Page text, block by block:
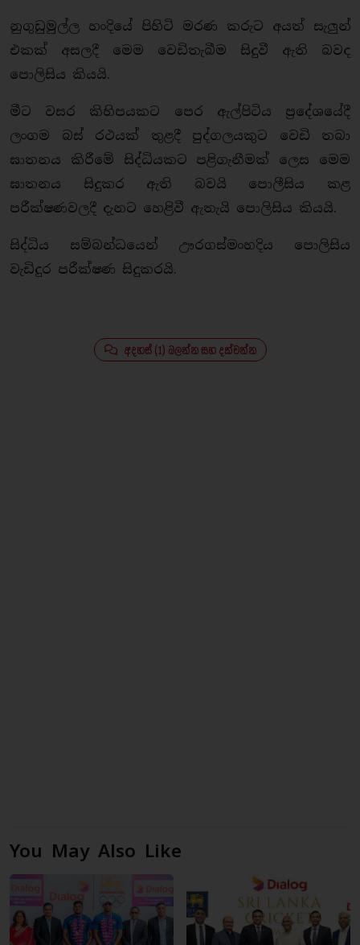
නුගුඩුමුල්ල හංදියේ පිහිටි මරණ කරුට අයත් සැලුන්
එකක් අසලදී මෙම වෙඩිතැබීම සිදුවී ඇති බවද
පොලිසිය කියයි.
මීට වසර කිහිපයකට පෙර ඇල්පිටිය ප්‍රදේශයේදී
ලංගම බස් රථයක් තුළදී පුද්ගලයකුට වෙඩි තබා
ඝාතනය කිරීමේ සිද්ධියකට පළිගැනීමක් ලෙස මෙම
ඝාතනය සිදුකර ඇති බවයි පොලීසිය කළ
පරීක්ෂණවලදී දැනට හෙළිවී ඇතැයි පොලිසිය කියයි.
සිද්ධිය සම්බන්ධයෙන් ඌරගස්මංහදිය පොලිසිය
වැඩිදුර පරීක්ෂණ සිදුකරයි.
අදහස් (1) බලන්න සහ දක්වන්න
You May Also Like